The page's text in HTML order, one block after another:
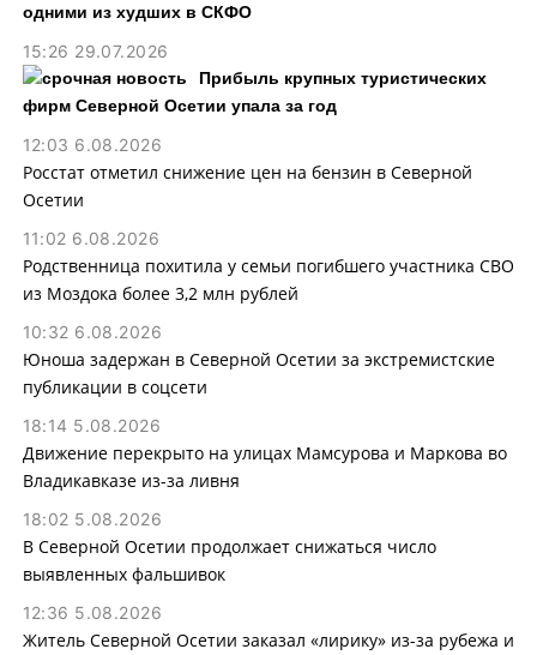
одними из худших в СКФО
15:26 29.07.2026
Прибыль крупных туристических
фирм Северной Осетии упала за год
12:03 6.08.2026
Росстат отметил снижение цен на бензин в Северной
Осетии
11:02 6.08.2026
Родственница похитила у семьи погибшего участника СВО
из Моздока более 3,2 млн рублей
10:32 6.08.2026
Юноша задержан в Северной Осетии за экстремистские
публикации в соцсети
18:14 5.08.2026
Движение перекрыто на улицах Мамсурова и Маркова во
Владикавказе из-за ливня
18:02 5.08.2026
В Северной Осетии продолжает снижаться число
выявленных фальшивок
12:36 5.08.2026
Житель Северной Осетии заказал «лирику» из-за рубежа и